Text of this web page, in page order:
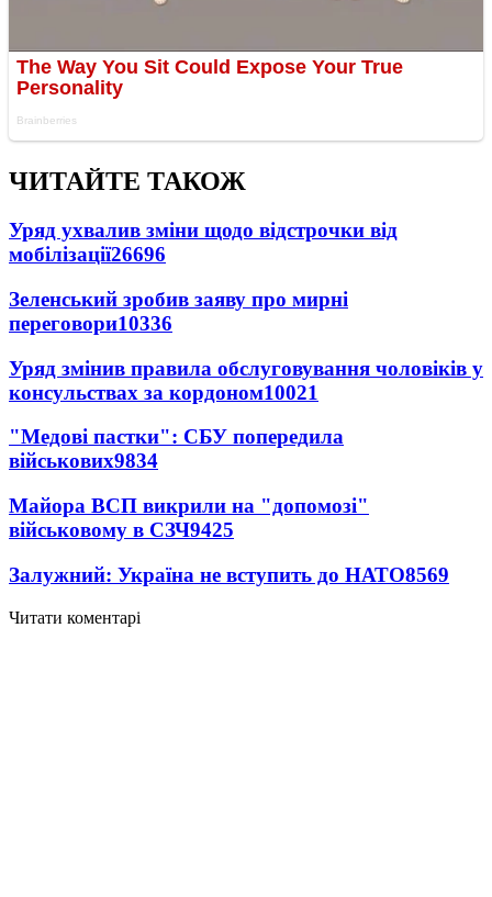
ЧИТАЙТЕ ТАКОЖ
Уряд ухвалив зміни щодо відстрочки від
мобілізації26696
Зеленський зробив заяву про мирні
переговори10336
Уряд змінив правила обслуговування чоловіків у
консульствах за кордоном10021
"Медові пастки": СБУ попередила
військових9834
Майора ВСП викрили на "допомозі"
військовому в СЗЧ9425
Залужний: Україна не вступить до НАТО8569
Читати коментарі